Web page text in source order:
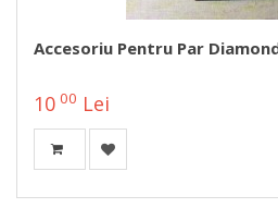
Accesoriu Pentru Par
10 00 Lei